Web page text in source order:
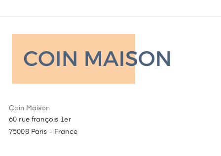
Coin Maison
60 rue françois 1er
75008 Paris - France